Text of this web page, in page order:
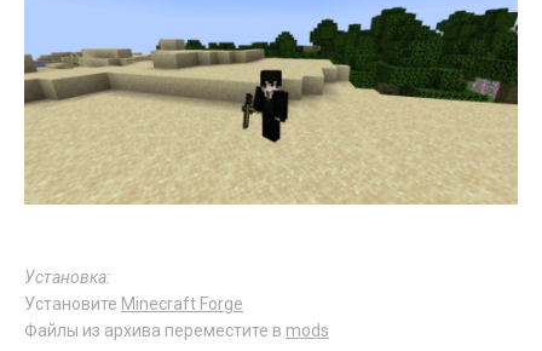
Установка:
Установите Minecraft Forge
Файлы из архива переместите в mods